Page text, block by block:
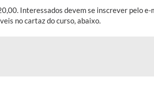
Interessados devem se inscrever pelo
no cartaz do curso, abaixo.